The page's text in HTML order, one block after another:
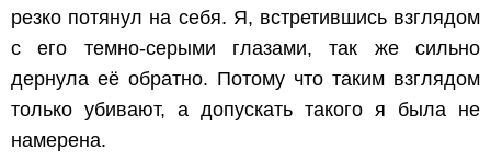
резко потянул на себя. Я, встретившись взглядом
с его темно-серыми глазами, так же сильно
дернула её обратно. Потому что таким взглядом
только убивают, а допускать такого я была не
намерена.